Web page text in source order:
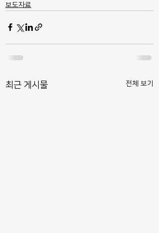
보도자료
최근 게시물 전체 보기